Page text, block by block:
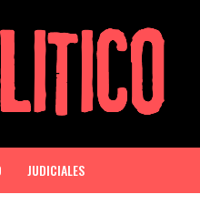
JUDICIALES